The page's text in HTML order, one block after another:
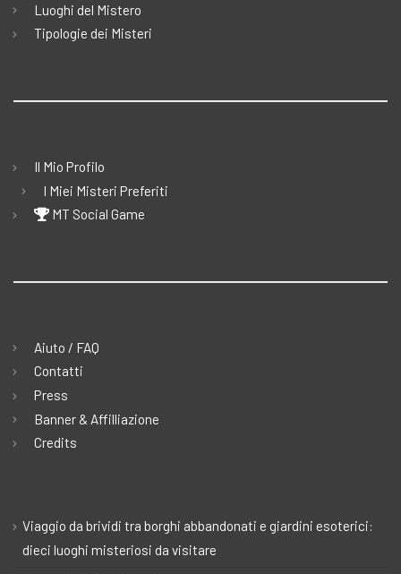
Luoghi del Mistero
Tipologie dei Misteri
Il Mio Profilo
I Miei Misteri Preferiti
MT Social Game
Aiuto / FAQ
Contatti
Press
Banner & Affilliazione
Credits
Viaggio da brividi tra borghi abbandonati e giardini esoterici:
dieci luoghi misteriosi da visitare